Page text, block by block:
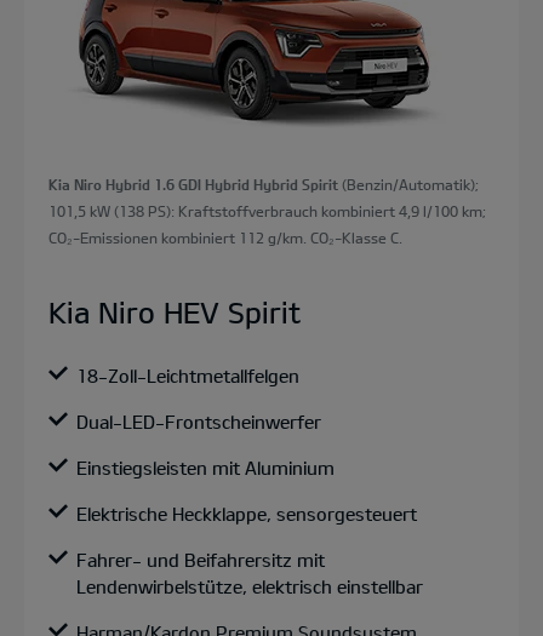
Kia Niro Hybrid 1.6 GDI Hybrid Hybrid Spirit (Benzin/Automatik);
101,5 kW (138 PS): Kraftstoffverbrauch kombiniert 4,9 l/100 km;
CO₂-Emissionen kombiniert 112 g/km. CO₂-Klasse C.
Kia Niro HEV Spirit
18-Zoll-Leichtmetallfelgen
Dual-LED-Frontscheinwerfer
Einstiegsleisten mit Aluminium
Elektrische Heckklappe, sensorgesteuert
Fahrer- und Beifahrersitz mit
Lendenwirbelstütze, elektrisch einstellbar